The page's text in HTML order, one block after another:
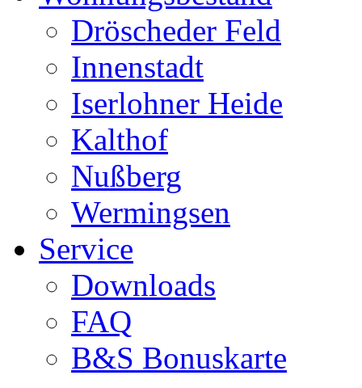
Dröscheder Feld
Innenstadt
Iserlohner Heide
Kalthof
Nußberg
Wermingsen
Service
Downloads
FAQ
B&S Bonuskarte